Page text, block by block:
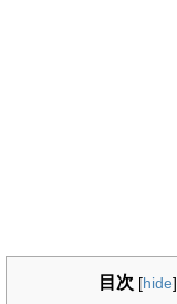
目次 [hide]